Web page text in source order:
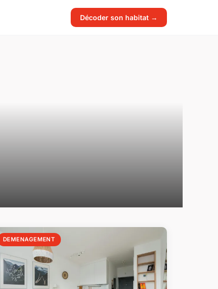
Décoder son habitat →
DEMENAGEMENT